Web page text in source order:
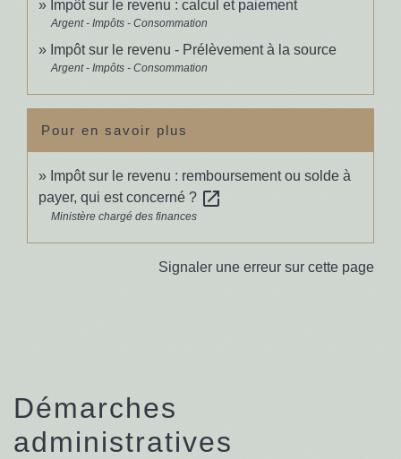
Impôt sur le revenu : calcul et paiement
Argent - Impôts - Consommation
Impôt sur le revenu - Prélèvement à la source
Argent - Impôts - Consommation
Pour en savoir plus
Impôt sur le revenu : remboursement ou solde à
payer, qui est concerné ? open_in_new
Ministère chargé des finances
Signaler une erreur sur cette page
Démarches
administratives